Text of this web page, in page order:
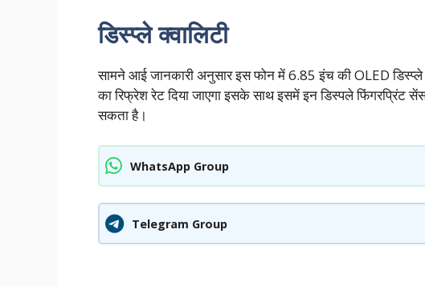
डिस्प्ले क्वालिटी
सामने आई जानकारी अनुसार इस फोन में 6.85 इंच की OLED
का रिफ्रेश रेट दिया जाएगा इसके साथ इसमें इन डिस्पले फिंगरप्रिंट
सकता है।
WhatsApp Group
Telegram Group